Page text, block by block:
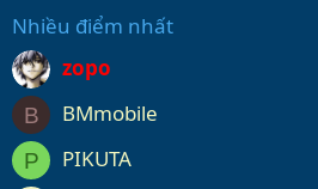
Nhiều điểm nhất
zopo
B BMmobile
P PIKUTA